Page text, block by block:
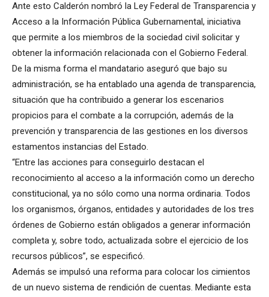
Ante esto Calderón nombró la Ley Federal de Transparencia y
Acceso a la Información Pública Gubernamental, iniciativa
que permite a los miembros de la sociedad civil solicitar y
obtener la información relacionada con el Gobierno Federal.
De la misma forma el mandatario aseguró que bajo su
administración, se ha entablado una agenda de transparencia,
situación que ha contribuido a generar los escenarios
propicios para el combate a la corrupción, además de la
prevención y transparencia de las gestiones en los diversos
estamentos instancias del Estado.
“Entre las acciones para conseguirlo destacan el
reconocimiento al acceso a la información como un derecho
constitucional, ya no sólo como una norma ordinaria. Todos
los organismos, órganos, entidades y autoridades de los tres
órdenes de Gobierno están obligados a generar información
completa y, sobre todo, actualizada sobre el ejercicio de los
recursos públicos”, se especificó.
Además se impulsó una reforma para colocar los cimientos
de un nuevo sistema de rendición de cuentas. Mediante esta